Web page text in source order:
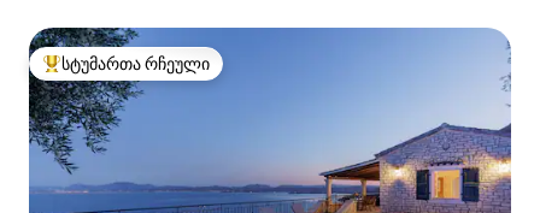
სტუმართა რჩეული მოწინავე ვარიანტი
სტუმართა რჩეული